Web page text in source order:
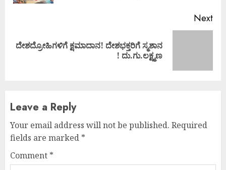
Next
Next
ದೇಶದ್ರೋಹಿಗಳಿಗೆ ಕ್ಷಮಾದಾನ! ದೇಶಭಕ್ತರಿಗೆ ಸ್ಮಶಾನ
! ದು.ಗು.ಲಕ್ಷ್ಮಣ
Leave a Reply
Your email address will not be published. Required
fields are marked *
Comment *